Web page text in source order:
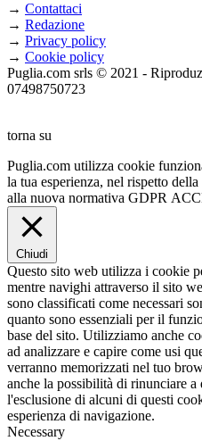
→ Contattaci
→ Redazione
→ Privacy policy
→ Cookie policy
Puglia.com srls © 2021 -
07498750723
torna su
Puglia.com utilizza cookie
la tua esperienza, nel rispetto
alla nuova normativa GDPR
Chiudi
Questo sito web utilizza i cookie
mentre navighi attraverso il sito
sono classificati come necessari
quanto sono essenziali per il
base del sito. Utilizziamo anche
ad analizzare e capire come usi
verranno memorizzati nel tuo
anche la possibilità di rinunciare
l'esclusione di alcuni di questi
esperienza di navigazione.
Necessary